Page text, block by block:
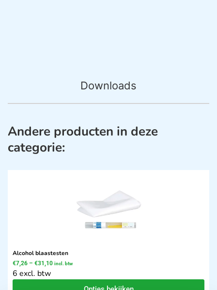
Downloads
Andere producten in deze
categorie:
Alcohol blaastesten
€7,26 – €31,10 incl. btw
6 excl. btw